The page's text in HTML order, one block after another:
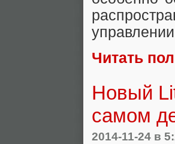
Читать
Новый
самом
2014-11-24 в